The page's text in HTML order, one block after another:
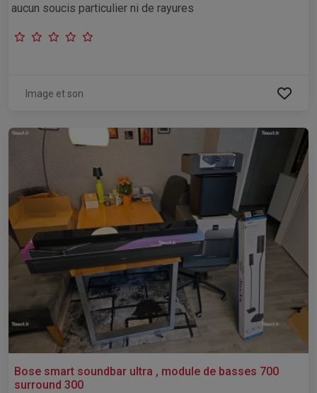
aucun soucis particulier ni de rayures
Image et son
Bose smart soundbar ultra , module de basses 700
surround 300